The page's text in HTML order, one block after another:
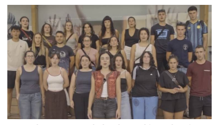
Burrunba, gazte euskaltzaleen ekimen berria
Beterri-Buruntzan